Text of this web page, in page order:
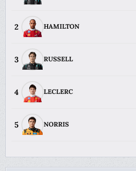
2 HAMILTON
3 RUSSELL
4 LECLERC
5 NORRIS